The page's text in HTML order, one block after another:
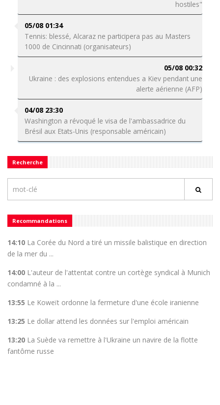
hostiles"
05/08 01:34
Tennis: blessé, Alcaraz ne participera pas au Masters
1000 de Cincinnati (organisateurs)
05/08 00:32
Ukraine : des explosions entendues a Kiev pendant une
alerte aérienne (AFP)
04/08 23:30
Washington a révoqué le visa de l'ambassadrice du
Brésil aux Etats-Unis (responsable américain)
Recherche
Recommandations
14:10 La Corée du Nord a tiré un missile balistique en direction
de la mer du ...
14:00 L'auteur de l'attentat contre un cortège syndical à Munich
condamné à la ...
13:55 Le Koweït ordonne la fermeture d'une école iranienne
13:25 Le dollar attend les données sur l'emploi américain
13:20 La Suède va remettre à l'Ukraine un navire de la flotte
fantôme russe